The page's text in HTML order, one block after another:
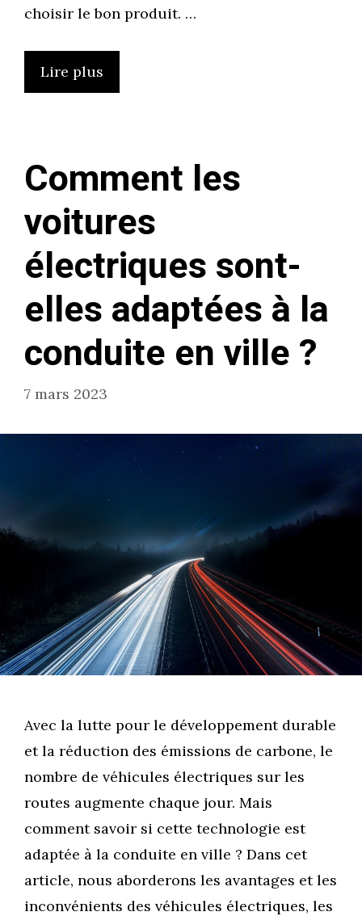
choisir le bon produit. …
Lire plus
Comment les
voitures
électriques sont-
elles adaptées à la
conduite en ville ?
7 mars 2023
Avec la lutte pour le développement durable
et la réduction des émissions de carbone, le
nombre de véhicules électriques sur les
routes augmente chaque jour. Mais
comment savoir si cette technologie est
adaptée à la conduite en ville ? Dans cet
article, nous aborderons les avantages et les
inconvénients des véhicules électriques, les